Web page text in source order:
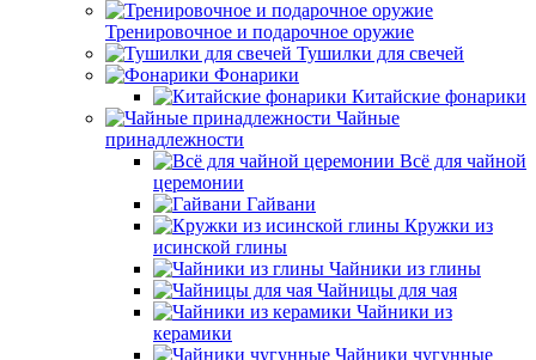
Тренировочное и подарочное оружие
Тушилки для свечей
Фонарики
Китайские фонарики
Чайные
принадлежности
Всё для чайной
церемонии
Гайвани
Кружки из
исинской глины
Чайники из глины
Чайницы для чая
Чайники из
керамики
Чайники чугунные